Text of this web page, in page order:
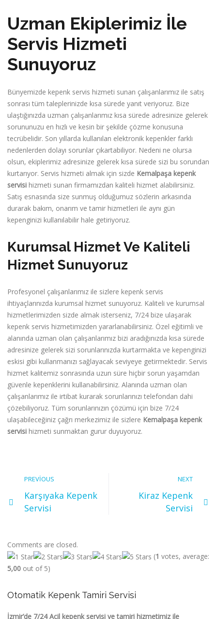
Uzman Ekiplerimiz İle
Servis Hizmeti
Sunuyoruz
Bünyemizde kepenk servis hizmeti sunan çalışanlarımız ile satış
sonrası tüm taleplerinizde kısa sürede yanıt veriyoruz. Bize
ulaştığınızda uzman çalışanlarımız kısa sürede adresinize gelerek
sorununuzu en hızlı ve kesin bir şekilde çözme konusuna
tecrübelidir. Son yıllarda kullanılan elektronik kepenkler farklı
nedenlerden dolayı sorunlar çıkartabiliyor. Nedeni ne olursa
olsun, ekiplerimiz adresinize gelerek kısa sürede sizi bu sorundan
kurtarıyor. Servis hizmeti almak için sizde Kemalpaşa kepenk
servisi hizmeti sunan firmamızdan kaliteli hizmet alabilirsiniz.
Satış esnasında size sunmuş olduğumuz sözlerin arkasında
durarak bakım, onarım ve tamir hizmetleri ile aynı gün
kepenginizi kullanılabilir hale getiriyoruz.
Kurumsal Hizmet Ve Kaliteli
Hizmet Sunuyoruz
Profesyonel çalışanlarımız ile sizlere kepenk servis
ihtiyaçlarınızda kurumsal hizmet sunuyoruz. Kaliteli ve kurumsal
hizmetlerimizden sizde almak isterseniz, 7/24 bize ulaşarak
kepenk servis hizmetimizden yararlanabilirsiniz. Özel eğitimli ve
alanında uzman olan çalışanlarımız bizi aradığınızda kısa sürede
adresinize gelerek sizi sorunlarınızda kurtarmakta ve kepenginizi
eskisi gibi kullanmanızı sağlayacak seviyeye getirmektedir. Servis
hizmet kalitemiz sonrasında uzun süre hiçbir sorun yaşamdan
güvenle kepenklerini kullanabilirsiniz. Alanında uzman olan
çalışanlarımız ile irtibat kurarak sorunlarınızı telefondan dahi
çözebiliyoruz. Tüm sorunlarınızın çözümü için bize 7/24
ulaşabileceğiniz çağrı merkezimiz ile sizlere Kemalpaşa kepenk
servisi hizmeti sunmaktan gurur duyuyoruz.
PREVIOUS
Karşıyaka Kepenk
Servisi
NEXT
Kiraz Kepenk
Servisi
Comments are closed.
(1 votes, average:
5,00 out of 5)
Otomatik Kepenk Tamiri Servisi
İzmir’de 7/24 Acil kepenk servisi ve tamiri hizmetimiz ile